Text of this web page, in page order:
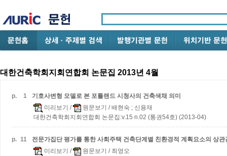
대한건축학회지회연합회 논문집 2013년 4월
p. 1
기호사변형 모델로 본 포틀랜드 시청사의 건축색채 의미
미리보기 / 원문보기 / 배현숙 ; 신용재
대한건축학회지회연합회 논문집:v.15 n.02 (통권54호) (2013-04)
p. 11
전문가집단 평가를 통한 사회주택 건축단계별 친환경적 계획요소의 상
미리보기 / 원문보기 / 최영오